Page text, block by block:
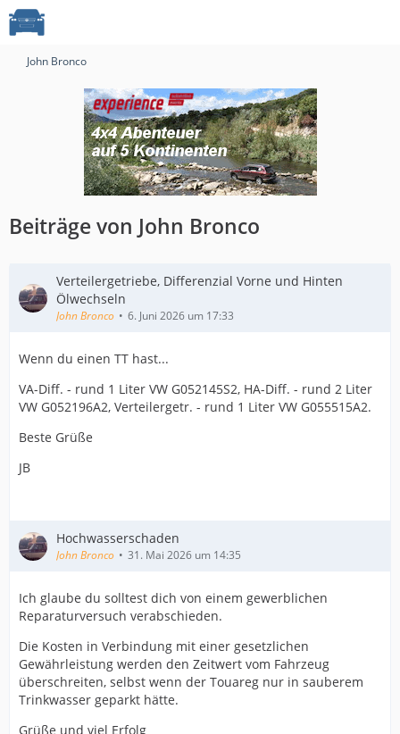
John Bronco
Beiträge von John Bronco
Verteilergetriebe, Differenzial Vorne und Hinten
Ölwechseln
John Bronco 6. Juni 2026 um 17:33
Wenn du einen TT hast...
VA-Diff. - rund 1 Liter VW G052145S2, HA-Diff. - rund 2 Liter
VW G052196A2, Verteilergetr. - rund 1 Liter VW G055515A2.
Beste Grüße
JB
Hochwasserschaden
John Bronco 31. Mai 2026 um 14:35
Ich glaube du solltest dich von einem gewerblichen
Reparaturversuch verabschieden.
Die Kosten in Verbindung mit einer gesetzlichen
Gewährleistung werden den Zeitwert vom Fahrzeug
überschreiten, selbst wenn der Touareg nur in sauberem
Trinkwasser geparkt hätte.
Grüße und viel Erfolg